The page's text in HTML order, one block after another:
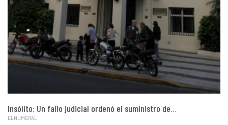
Insólito: Un fallo judicial ordenó el suministro de…
ELNUMERAL